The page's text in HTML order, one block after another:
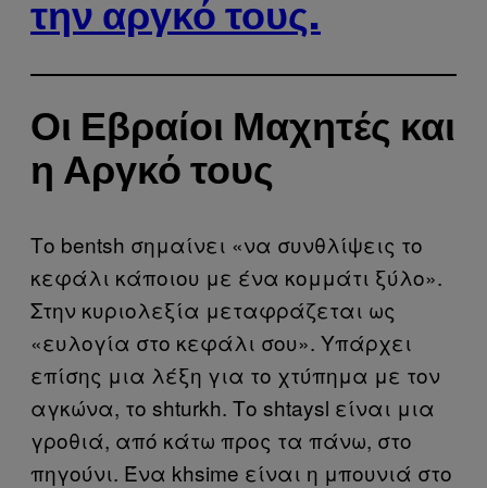
την αργκό τους.
Οι Εβραίοι Μαχητές και
η Αργκό τους
Το bentsh σημαίνει «να συνθλίψεις το
κεφάλι κάποιου με ένα κομμάτι ξύλο».
Στην κυριολεξία μεταφράζεται ως
«ευλογία στο κεφάλι σου». Υπάρχει
επίσης μια λέξη για το χτύπημα με τον
αγκώνα, το shturkh. Το shtaysl είναι μια
γροθιά, από κάτω προς τα πάνω, στο
πηγούνι. Ένα khsime είναι η μπουνιά στο